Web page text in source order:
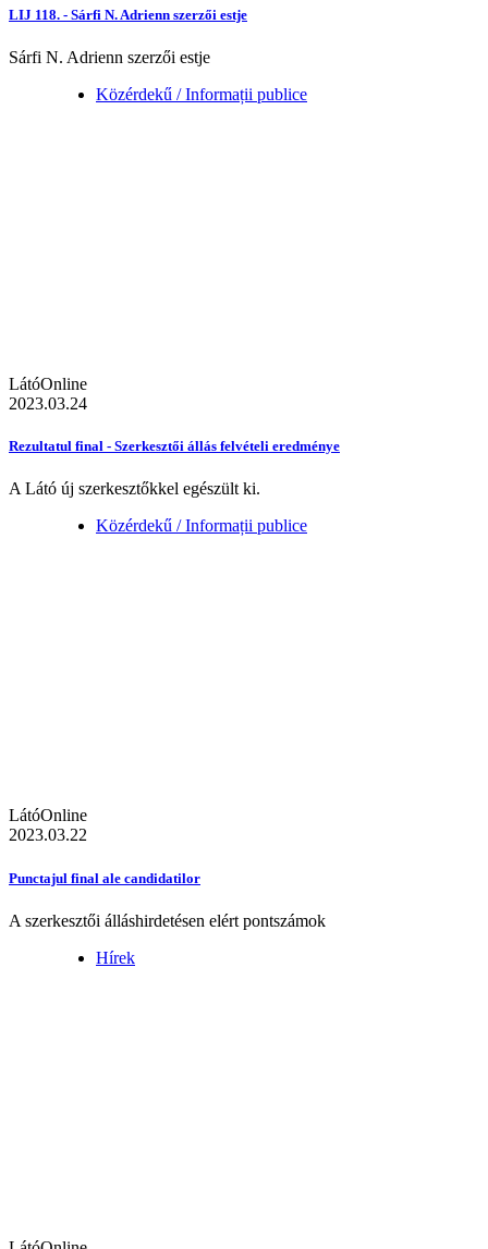
LIJ 118. - Sárfi N. Adrienn szerzői estje
Sárfi N. Adrienn szerzői estje
Közérdekű / Informații publice
LátóOnline
2023.03.24
Rezultatul final - Szerkesztői állás felvételi eredménye
A Látó új szerkesztőkkel egészült ki.
Közérdekű / Informații publice
LátóOnline
2023.03.22
Punctajul final ale candidatilor
A szerkesztői álláshirdetésen elért pontszámok
Hírek